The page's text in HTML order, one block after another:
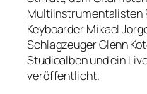
Multiinstrumentalisten
Keyboarder Mikael
Schlagzeuger Glenn
Studioalben und ein
veröffentlicht.